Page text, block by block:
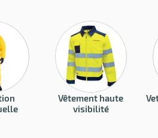
Vêtement haute
visibilité